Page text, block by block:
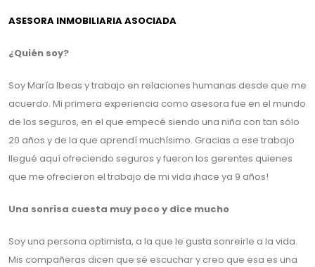
ASESORA INMOBILIARIA ASOCIADA
¿Quién soy?
Soy María Ibeas y trabajo en relaciones humanas desde que me
acuerdo. Mi primera experiencia como asesora fue en el mundo
de los seguros, en el que empecé siendo una niña con tan sólo
20 años y de la que aprendí muchísimo. Gracias a ese trabajo
llegué aquí ofreciendo seguros y fueron los gerentes quienes
que me ofrecieron el trabajo de mi vida ¡hace ya 9 años!
Una sonrisa cuesta muy poco y dice mucho
Soy una persona optimista, a la que le gusta sonreirle a la vida.
Mis compañeras dicen que sé escuchar y creo que esa es una